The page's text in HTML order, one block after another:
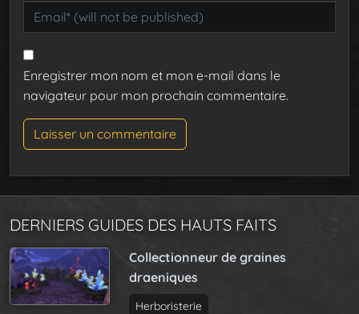
Enregistrer mon nom et mon e-mail dans le
navigateur pour mon prochain commentaire.
DERNIERS GUIDES DES HAUTS FAITS
Collectionneur de graines
draeniques
Herboristerie